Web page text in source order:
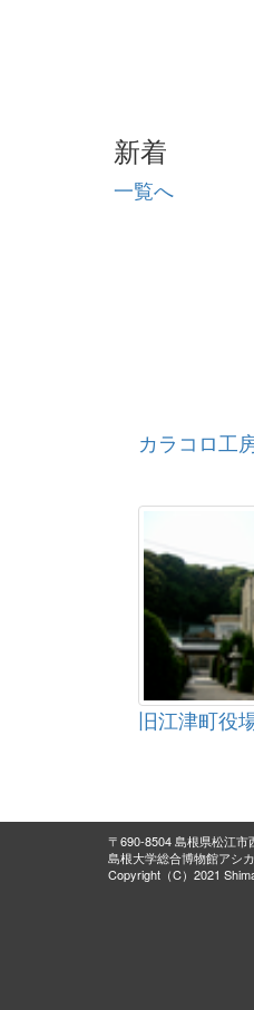
新着
一覧へ
カラコロ工
旧江津町役
〒690-8504 島根県松江市
島根大学総合博物館アシ
Copyright（C）2021